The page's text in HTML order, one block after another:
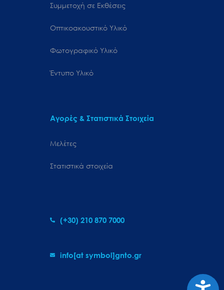
Συμμετοχή σε Εκθέσεις
Οπτικοακουστικό Υλικό
Φωτογραφικό Υλικό
Έντυπο Υλικό
Αγορές & Στατιστικά Στοιχεία
Μελέτες
Στατιστικά στοιχεία
(+30) 210 870 7000
info[at symbol]gnto.gr